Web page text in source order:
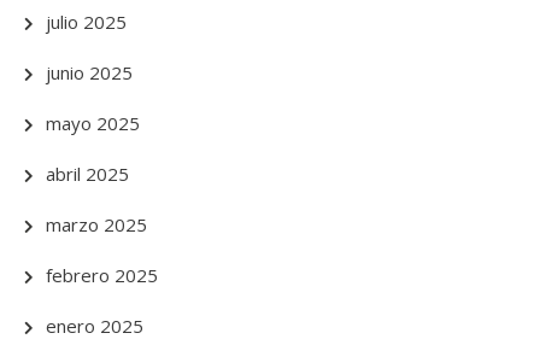
julio 2025
junio 2025
mayo 2025
abril 2025
marzo 2025
febrero 2025
enero 2025